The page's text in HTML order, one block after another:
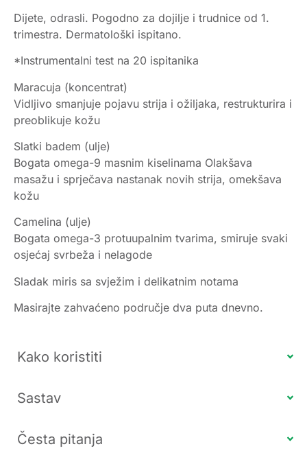
Dijete, odrasli. Pogodno za dojilje i trudnice od 1.
trimestra. Dermatološki ispitano.
*Instrumentalni test na 20 ispitanika
Maracuja (koncentrat)
Vidljivo smanjuje pojavu strija i ožiljaka, restrukturira i
preoblikuje kožu
Slatki badem (ulje)
Bogata omega-9 masnim kiselinama Olakšava
masažu i sprječava nastanak novih strija, omekšava
kožu
Camelina (ulje)
Bogata omega-3 protuupalnim tvarima, smiruje svaki
osjećaj svrbeža i nelagode
Sladak miris sa svježim i delikatnim notama
Masirajte zahvaćeno područje dva puta dnevno.
Kako koristiti
Sastav
Česta pitanja